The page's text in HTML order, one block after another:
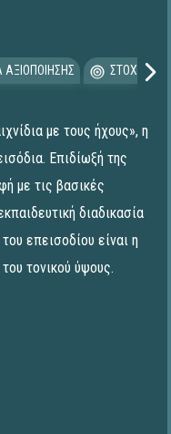
ΑΞΙΟΠΟΙΗΣΗΣ
με τους ήχους», η
Επιδίωξή της
με τις βασικές
διαδικασία
επεισοδίου είναι η
τονικού ύψους.